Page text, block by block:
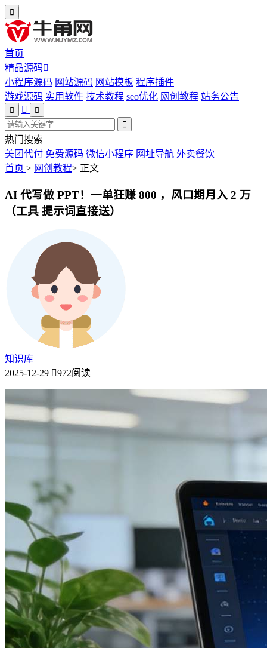
首页
精品源码
小程序源码 网站源码 网站模板 程序插件
游戏源码 实用软件 技术教程 seo优化 网创教程 站务公告
热门搜索
美团代付 免费源码 微信小程序 网址导航 外卖餐饮
首页 > 网创教程> 正文
AI 代写做 PPT！一单狂赚 800 ，风口期月入 2 万
（工具 提示词直接送）
知识库
2025-12-29
972阅读